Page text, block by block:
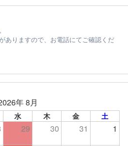
ありますので、お電話にてご確認くだ
年 8月
水 木 金 土
29 30 31 1